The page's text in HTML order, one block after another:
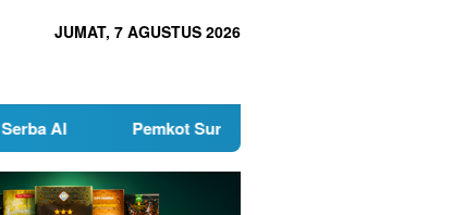
JUMAT, 7 AGUSTUS 2026
Pemkot Surabaya Buka Pendaftaran Calon Pimpinan